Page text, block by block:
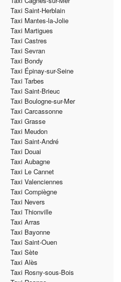
Taxi Saint-Herblain
Taxi Mantes-la-Jolie
Taxi Martigues
Taxi Castres
Taxi Sevran
Taxi Bondy
Taxi Épinay-sur-Seine
Taxi Tarbes
Taxi Saint-Brieuc
Taxi Boulogne-sur-Mer
Taxi Carcassonne
Taxi Grasse
Taxi Meudon
Taxi Saint-André
Taxi Douai
Taxi Aubagne
Taxi Le Cannet
Taxi Valenciennes
Taxi Compiègne
Taxi Nevers
Taxi Thionville
Taxi Arras
Taxi Bayonne
Taxi Saint-Ouen
Taxi Sète
Taxi Alès
Taxi Rosny-sous-Bois